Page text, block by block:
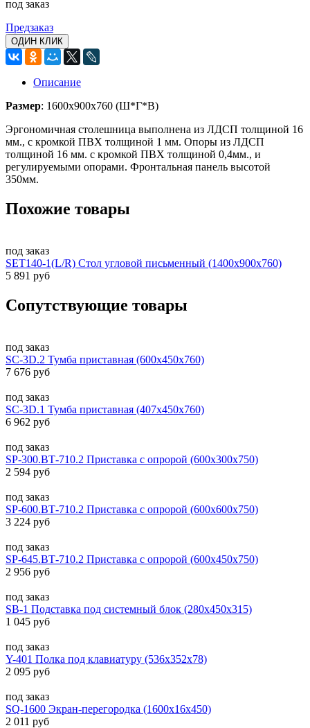
под заказ
Предзаказ
ОДИН КЛИК
Описание
Размер: 1600х900х760 (Ш*Г*В)
Эргономичная столешница выполнена из ЛДСП толщиной 16
мм., с кромкой ПВХ толщиной 1 мм. Опоры из ЛДСП
толщиной 16 мм. с кромкой ПВХ толщиной 0,4мм., и
регулируемыми опорами. Фронтальная панель высотой
350мм.
Похожие товары
под заказ
SET140-1(L/R) Стол угловой письменный (1400х900х760)
5 891 руб
Сопутствующие товары
под заказ
SC-3D.2 Тумба приставная (600х450х760)
7 676 руб
под заказ
SC-3D.1 Тумба приставная (407х450х760)
6 962 руб
под заказ
SP-300.ВТ-710.2 Приставка с опророй (600х300х750)
2 594 руб
под заказ
SP-600.ВТ-710.2 Приставка с опророй (600х600х750)
3 224 руб
под заказ
SP-645.ВТ-710.2 Приставка с опророй (600х450х750)
2 956 руб
под заказ
SB-1 Подставка под системный блок (280х450х315)
1 045 руб
под заказ
Y-401 Полка под клавиатуру (536х352х78)
2 095 руб
под заказ
SQ-1600 Экран-перегородка (1600х16х450)
2 011 руб